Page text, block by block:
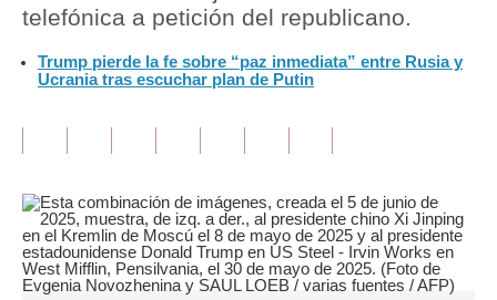
Tu Dinero
Finanzas Personales
Editorial
Pregunta de hoy
telefónica a petición del republicano.
Trump pierde la fe sobre “paz inmediata” entre Rusia y
Ucrania tras escuchar plan de Putin